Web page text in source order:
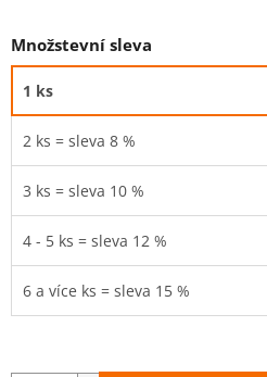
Množstevní sleva
1 ks
2 ks = sleva 8 %
3 ks = sleva 10 %
4 - 5 ks = sleva 12 %
6 a více ks = sleva 15 %